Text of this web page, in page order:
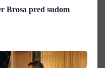
Brosa pred sudom